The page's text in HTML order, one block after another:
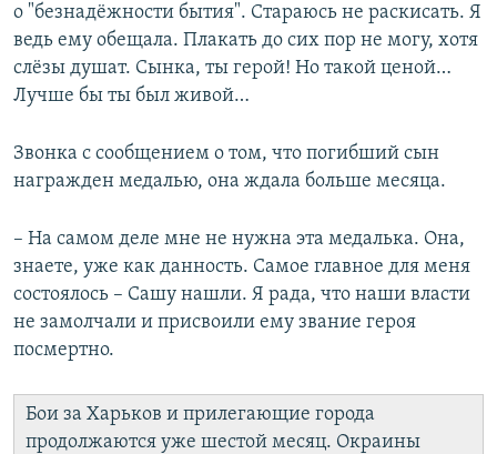
о "безнадёжности бытия". Стараюсь не раскисать. Я
ведь ему обещала. Плакать до сих пор не могу, хотя
слёзы душат. Сынка, ты герой! Но такой ценой…
Лучше бы ты был живой…
Звонка с сообщением о том, что погибший сын
награжден медалью, она ждала больше месяца.
– На самом деле мне не нужна эта медалька. Она,
знаете, уже как данность. Самое главное для меня
состоялось – Сашу нашли. Я рада, что наши власти
не замолчали и присвоили ему звание героя
посмертно.
Бои за Харьков и прилегающие города
продолжаются уже шестой месяц. Окраины